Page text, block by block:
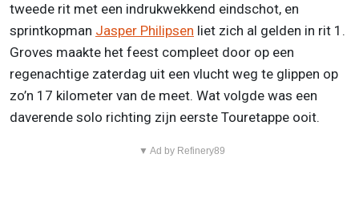
tweede rit met een indrukwekkend eindschot, en
sprintkopman Jasper Philipsen liet zich al gelden in rit 1.
Groves maakte het feest compleet door op een
regenachtige zaterdag uit een vlucht weg te glippen op
zo’n 17 kilometer van de meet. Wat volgde was een
daverende solo richting zijn eerste Touretappe ooit.
▼ Ad by Refinery89